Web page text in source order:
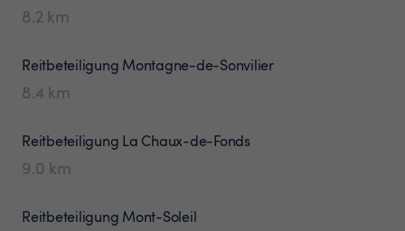
8.2 km
Reitbeteiligung Montagne-de-Sonvilier
8.4 km
Reitbeteiligung La Chaux-de-Fonds
9.0 km
Reitbeteiligung Mont-Soleil